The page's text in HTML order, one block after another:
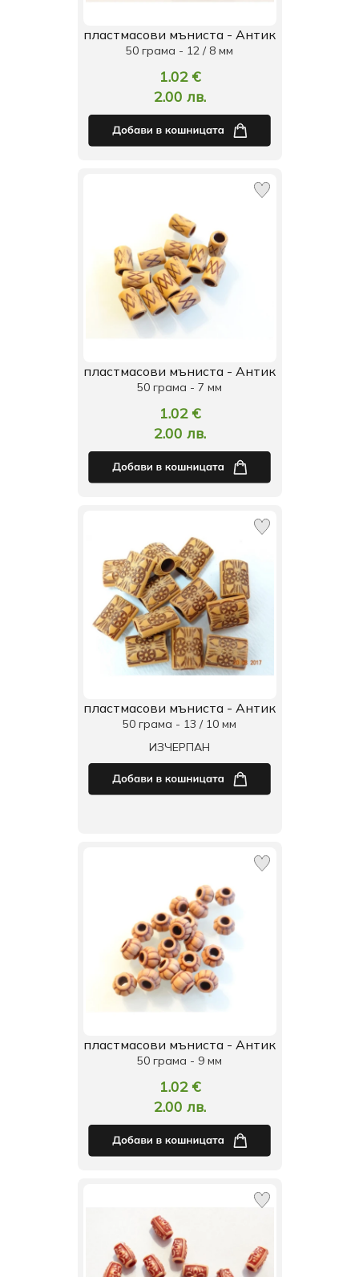
пластмасови мъниста - Антик
50 грама - 12 / 8 мм
1.02 €
2.00 лв.
пластмасови мъниста - Антик
50 грама - 7 мм
1.02 €
2.00 лв.
пластмасови мъниста - Антик
50 грама - 13 / 10 мм
ИЗЧЕРПАН
пластмасови мъниста - Антик
50 грама - 9 мм
1.02 €
2.00 лв.